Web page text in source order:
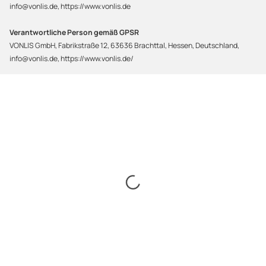
info@vonlis.de, https://www.vonlis.de
Verantwortliche Person gemäß GPSR
VONLIS GmbH, Fabrikstraße 12, 63636 Brachttal, Hessen, Deutschland,
info@vonlis.de, https://www.vonlis.de/